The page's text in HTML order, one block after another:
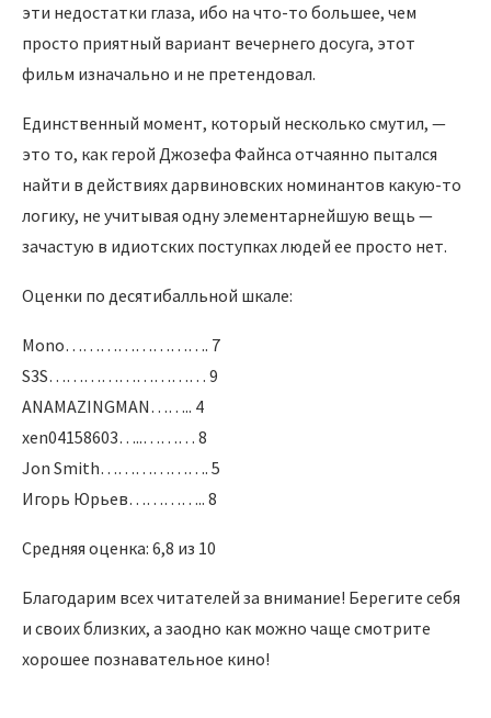
эти недостатки глаза, ибо на что-то большее, чем
просто приятный вариант вечернего досуга, этот
фильм изначально и не претендовал.
Единственный момент, который несколько смутил, —
это то, как герой Джозефа Файнса отчаянно пытался
найти в действиях дарвиновских номинантов какую-то
логику, не учитывая одну элементарнейшую вещь —
зачастую в идиотских поступках людей ее просто нет.
Оценки по десятибалльной шкале:
Mono……………………. 7
S3S……………………… 9
ANAMAZINGMAN…….. 4
xen04158603…..……… 8
Jon Smith………………. 5
Игорь Юрьев………….. 8
Средняя оценка: 6,8 из 10
Благодарим всех читателей за внимание! Берегите себя
и своих близких, а заодно как можно чаще смотрите
хорошее познавательное кино!